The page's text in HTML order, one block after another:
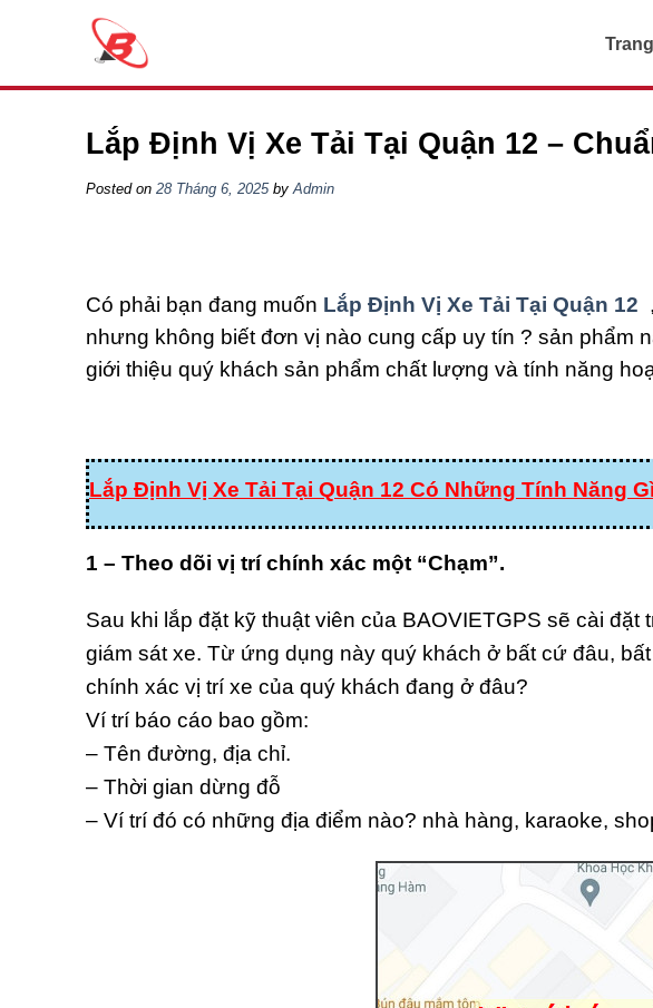
Lắp Định Vị Xe Tải Tại Quận 12 –
Posted on 28 Tháng 6, 2025by Admin
Có phải bạn đang muốn Lắp Định Vị Xe Tải Tại Quận 12
nhưng không biết đơn vị nào cung cấp uy tín ? sản phẩm
giới thiệu quý khách sản phẩm chất lượng và tính năng
Lắp Định Vị Xe Tải Tại Quận 12 Có Những Tính Năng
1 – Theo dõi vị trí chính xác một “Chạm”.
Sau khi lắp đặt kỹ thuật viên của BAOVIETGPS sẽ cài
giám sát xe. Từ ứng dụng này quý khách ở bất cứ đâu,
chính xác vị trí xe của quý khách đang ở đâu?
Ví trí báo cáo bao gồm:
– Tên đường, địa chỉ.
– Thời gian dừng đỗ
– Ví trí đó có những địa điểm nào? nhà hàng, karaoke,